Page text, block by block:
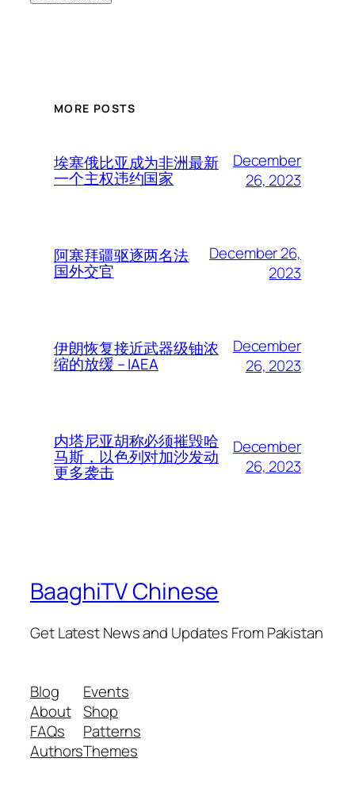
MORE POSTS
埃塞俄比亚成为非洲最新
一个主权违约国家
December
26, 2023
阿塞拜疆驱逐两名法
国外交官
December 26,
2023
伊朗恢复接近武器级铀浓
缩的放缓 – IAEA
December
26, 2023
内塔尼亚胡称必须摧毁哈
马斯，以色列对加沙发动
更多袭击
December
26, 2023
BaaghiTV Chinese
Get Latest News and Updates From Pakistan
Blog
About
FAQs
Authors
Events
Shop
Patterns
Themes